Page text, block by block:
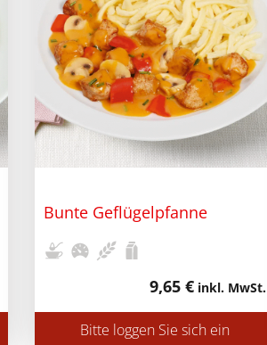
Bunte Geflügelpfanne
9,65 € inkl. MwSt.
Bitte loggen Sie sich ein